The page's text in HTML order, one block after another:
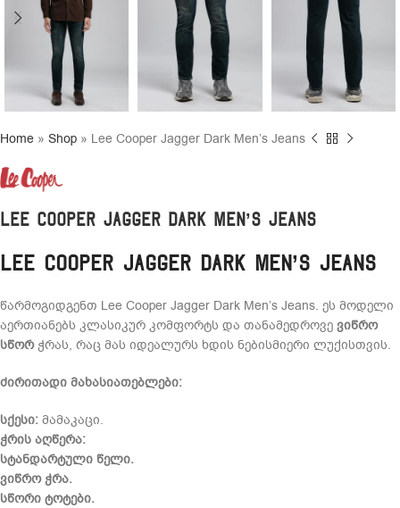
Home » Shop » Lee Cooper Jagger Dark Men’s Jeans
Lee Cooper Jagger Dark Men’s Jeans
Lee Cooper Jagger Dark Men’s Jeans
წარმოგიდგენთ Lee Cooper Jagger Dark Men’s Jeans. ეს მოდელი
აერთიანებს კლასიკურ კომფორტს და თანამედროვე ვიწრო
სწორჭრას, რაც მას იდეალურს ხდის ნებისმიერი ლუქისთვის.
ძირითადი მახასიათებლები:
სქესი: მამაკაცი.
ჭრის აღწერა:
სტანდარტული წელი.
ვიწრო ჭრა.
სწორი ტოტები.